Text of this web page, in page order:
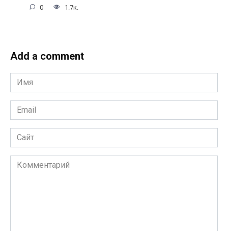
0 1.7к.
Add a comment
Имя
*
Email
*
Сайт
Комментарий